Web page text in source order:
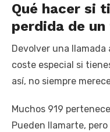
Qué hacer si
perdida de un
Devolver una
coste especial si
así, no siempre
Muchos 919
Pueden llamarte,